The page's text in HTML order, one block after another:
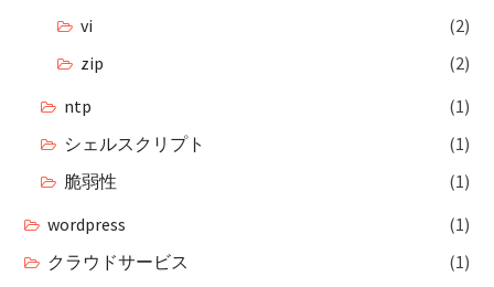
vi
(2)
zip
(2)
ntp
(1)
シェルスクリプト
(1)
脆弱性
(1)
wordpress
(1)
クラウドサービス
(1)